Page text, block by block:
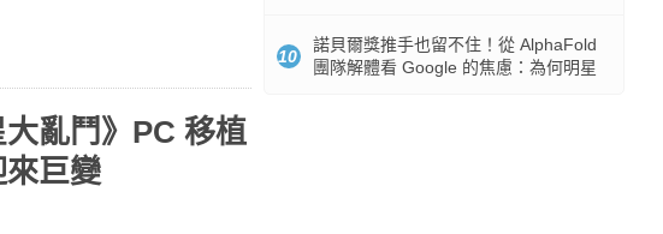
亂鬥》PC 移植
巨變
10
諾貝爾獎推手也留不住！從 AlphaFold
團隊解體看 Google 的焦慮：為何明星